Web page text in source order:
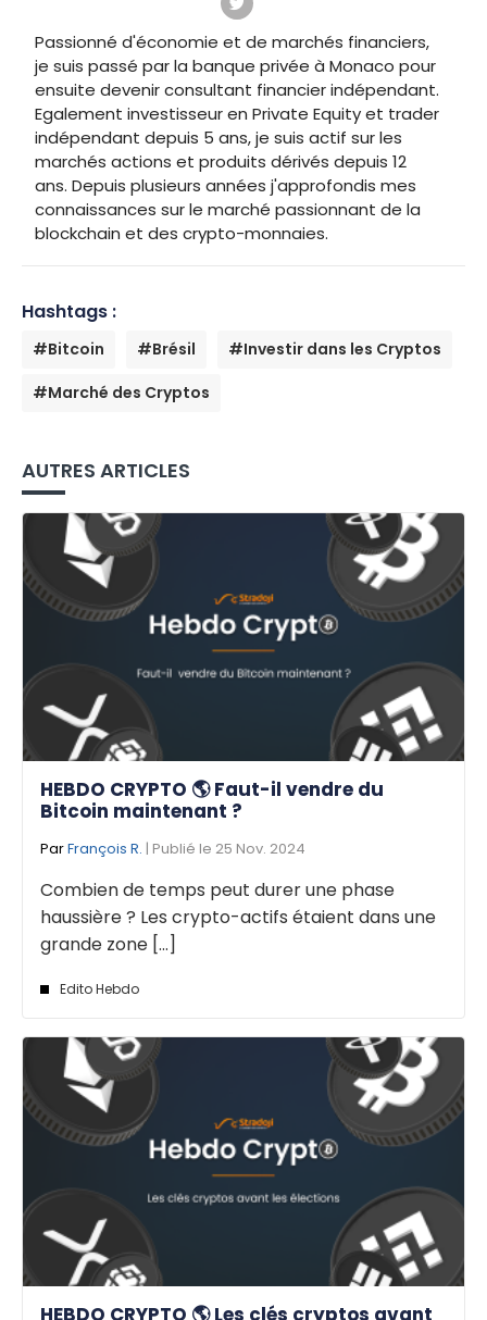
Passionné d'économie et de marchés financiers,
je suis passé par la banque privée à Monaco pour
ensuite devenir consultant financier indépendant.
Egalement investisseur en Private Equity et trader
indépendant depuis 5 ans, je suis actif sur les
marchés actions et produits dérivés depuis 12
ans. Depuis plusieurs années j'approfondis mes
connaissances sur le marché passionnant de la
blockchain et des crypto-monnaies.
Hashtags :
#Bitcoin #Brésil
#Investir dans les Cryptos
#Marché des Cryptos
AUTRES ARTICLES
HEBDO CRYPTO 🌎 Faut-il vendre du
Bitcoin maintenant ?
ParFrançois R. | Publié le 25 Nov. 2024
Combien de temps peut durer une phase
haussière ? Les crypto-actifs étaient dans une
grande zone [...]
Edito Hebdo
HEBDO CRYPTO 🌎 Les clés cryptos avant